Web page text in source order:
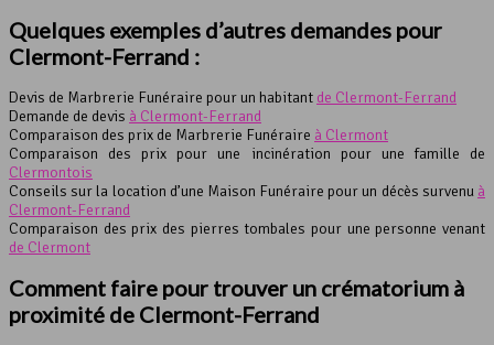
Quelques exemples d’autres demandes pour
Clermont-Ferrand :
Devis de Marbrerie Funéraire pour un habitant de Clermont-Ferrand
Demande de devis à Clermont-Ferrand
Comparaison des prix de Marbrerie Funéraire à Clermont
Comparaison des prix pour une incinération pour une famille de
Clermontois
Conseils sur la location d’une Maison Funéraire pour un décès survenu à
Clermont-Ferrand
Comparaison des prix des pierres tombales pour une personne venant
de Clermont
Comment faire pour trouver un crématorium à
proximité de Clermont-Ferrand